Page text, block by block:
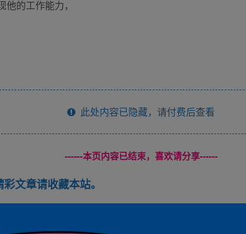
的工作能力，
此处内容已隐藏，请付费后查看
------本页内容已结束，喜欢请分享------
文章请收藏本站。